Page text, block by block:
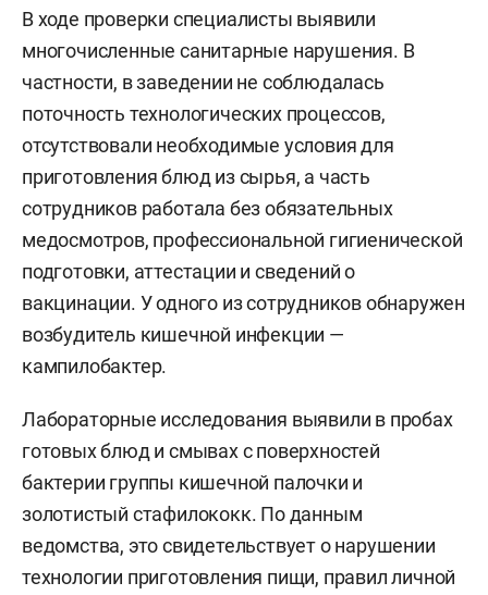
В ходе проверки специалисты выявили
многочисленные санитарные нарушения. В
частности, в заведении не соблюдалась
поточность технологических процессов,
отсутствовали необходимые условия для
приготовления блюд из сырья, а часть
сотрудников работала без обязательных
медосмотров, профессиональной гигиенической
подготовки, аттестации и сведений о
вакцинации. У одного из сотрудников обнаружен
возбудитель кишечной инфекции —
кампилобактер.
Лабораторные исследования выявили в пробах
готовых блюд и смывах с поверхностей
бактерии группы кишечной палочки и
золотистый стафилококк. По данным
ведомства, это свидетельствует о нарушении
технологии приготовления пищи, правил личной